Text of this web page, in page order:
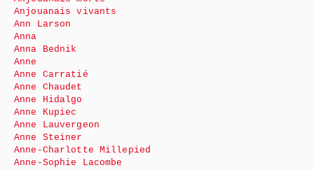
Anjouanais vivants
Ann Larson
Anna
Anna Bednik
Anne
Anne Carratié
Anne Chaudet
Anne Hidalgo
Anne Kupiec
Anne Lauvergeon
Anne Steiner
Anne-Charlotte Millepied
Anne-Sophie Lacombe